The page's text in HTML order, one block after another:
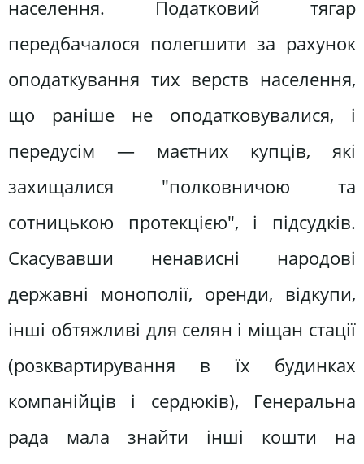
населення. Податковий тягар
передбачалося полегшити за рахунок
оподаткування тих верств населення,
що раніше не оподатковувалися, і
передусім — маєтних купців, які
захищалися "полковничою та
сотницькою протекцією", і підсудків.
Скасувавши ненависні народові
державні монополії, оренди, відкупи,
інші обтяжливі для селян і міщан стації
(розквартирування в їх будинках
компанійців і сердюків), Генеральна
рада мала знайти інші кошти на